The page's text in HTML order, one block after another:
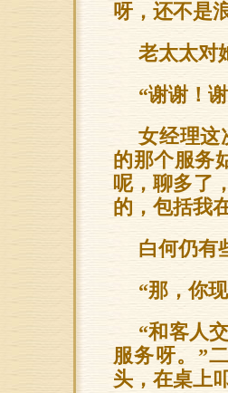
呀，还不是
老太太对
“谢谢！
女经理这
的那个服务
呢，聊多了
的，包括我
白何仍有
“那，你
“和客人
服务呀。”
头，在桌上